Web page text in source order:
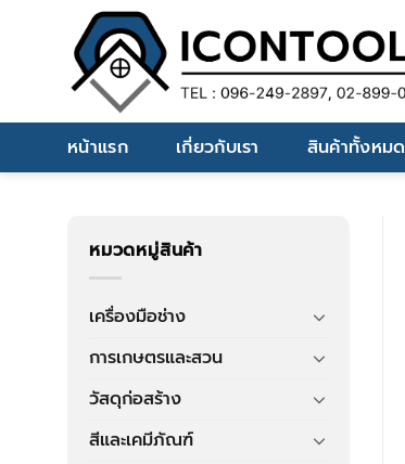
หน้าแรก เกี่ยวกับเรา สินค้าทั้งหมด
หมวดหมู่สินค้า
เครื่องมือช่าง
การเกษตรและสวน
วัสดุก่อสร้าง
สีและเคมีภัณฑ์